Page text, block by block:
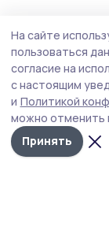
Социальный
участникам
области
В Тамбовской
операции и их
уникальной
социальный
На сайте
пользоваться
согласие на
с настоящим
и Политикой
можно отменить
Принять